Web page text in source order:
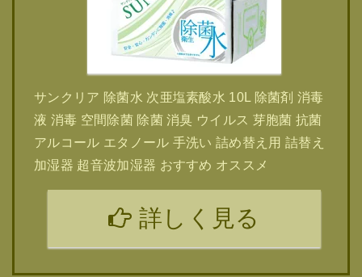
サンクリア 除菌水 次亜塩素酸水 10L 除菌剤 消毒
液 消毒 空間除菌 除菌 消臭 ウイルス 芽胞菌 抗菌
アルコール エタノール 手洗い 詰め替え用 詰替え
加湿器 超音波加湿器 おすすめ オススメ
詳しく見る